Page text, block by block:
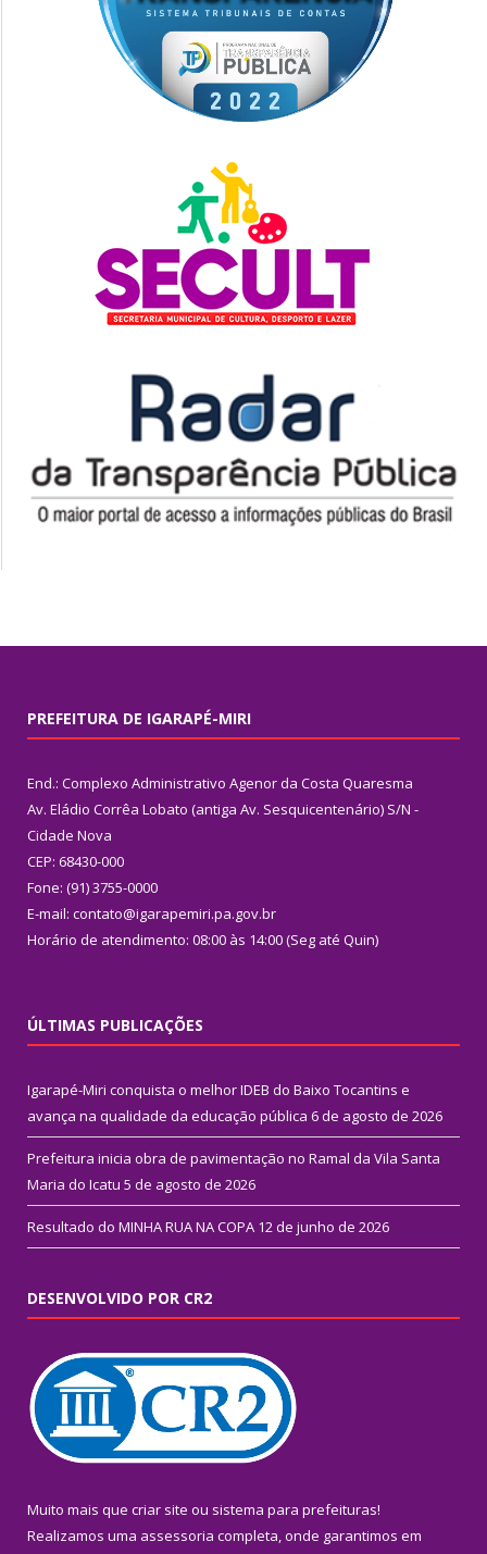
PREFEITURA DE IGARAPÉ-MIRI
End.: Complexo Administrativo Agenor da Costa Quaresma
Av. Eládio Corrêa Lobato (antiga Av. Sesquicentenário) S/N -
Cidade Nova
CEP: 68430-000
Fone: (91) 3755-0000
E-mail: contato@igarapemiri.pa.gov.br
Horário de atendimento: 08:00 às 14:00 (Seg até Quin)
ÚLTIMAS PUBLICAÇÕES
Igarapé-Miri conquista o melhor IDEB do Baixo Tocantins e
avança na qualidade da educação pública 6 de agosto de 2026
Prefeitura inicia obra de pavimentação no Ramal da Vila Santa
Maria do Icatu 5 de agosto de 2026
Resultado do MINHA RUA NA COPA 12 de junho de 2026
DESENVOLVIDO POR CR2
Muito mais que criar site ou sistema para prefeituras!
Realizamos uma assessoria completa, onde garantimos em